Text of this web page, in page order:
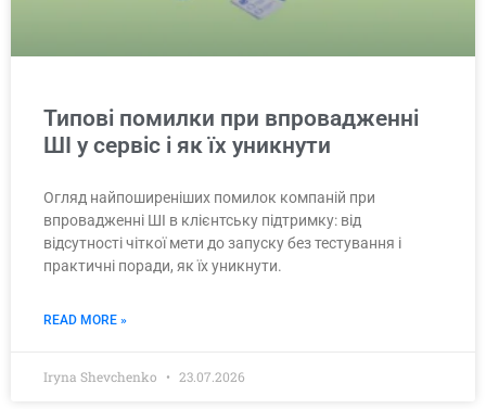
Типові помилки при впровадженні
ШІ у сервіс і як їх уникнути
Огляд найпоширеніших помилок компаній при
впровадженні ШІ в клієнтську підтримку: від
відсутності чіткої мети до запуску без тестування і
практичні поради, як їх уникнути.
READ MORE »
Iryna Shevchenko 23.07.2026